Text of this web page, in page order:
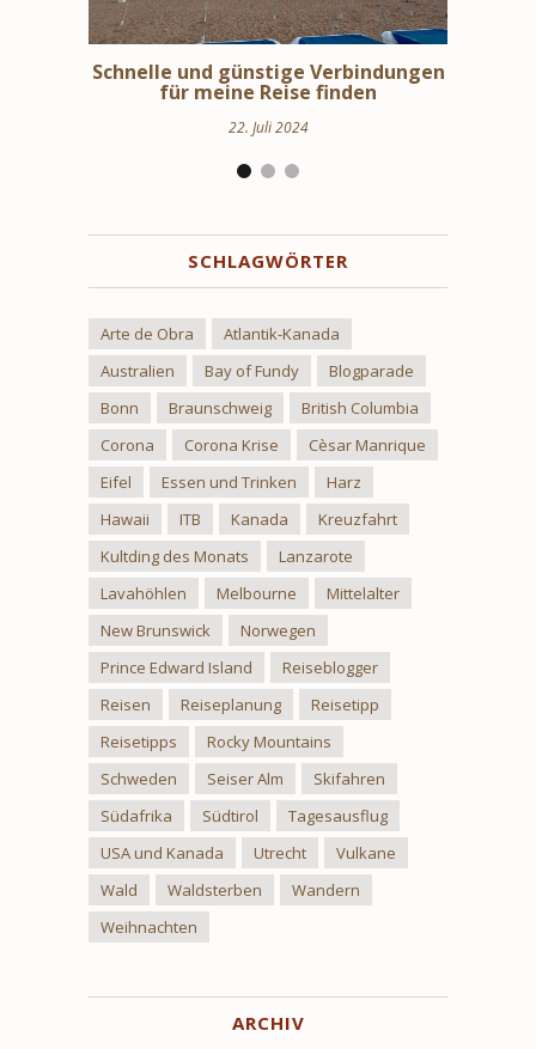
Schweden Urlaub – Haus am See in
Uppland
24. März 2024
SCHLAGWÖRTER
Arte de Obra
Atlantik-Kanada
Australien
Bay of Fundy
Blogparade
Bonn
Braunschweig
British Columbia
Corona
Corona Krise
Cèsar Manrique
Eifel
Essen und Trinken
Harz
Hawaii
ITB Kanada
Kreuzfahrt
Kultding des Monats
Lanzarote
Lavahöhlen
Melbourne
Mittelalter
New Brunswick
Norwegen
Prince Edward Island
Reiseblogger
Reisen
Reiseplanung
Reisetipp
Reisetipps
Rocky Mountains
Schweden
Seiser Alm
Skifahren
Südafrika
Südtirol
Tagesausflug
USA und Kanada
Utrecht
Vulkane
Wald
Waldsterben
Wandern
Weihnachten
ARCHIV